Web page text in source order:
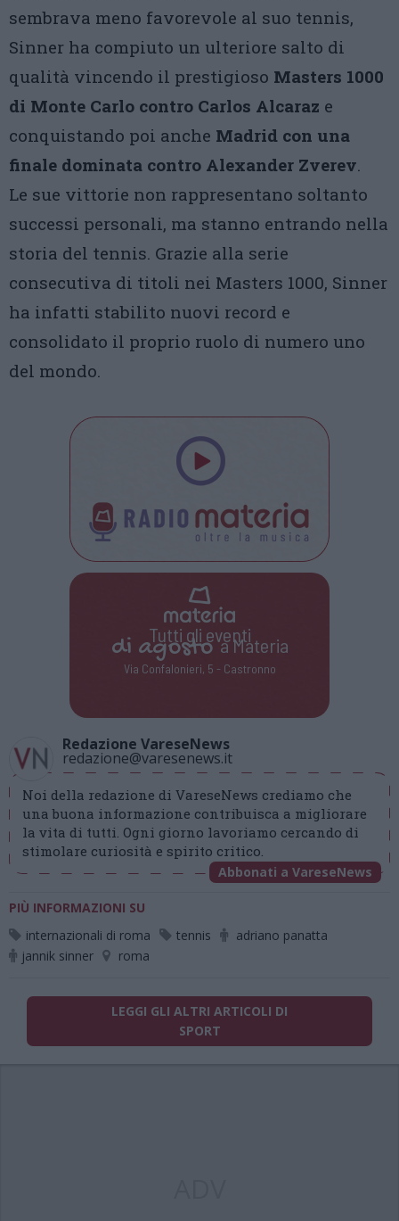
sembrava meno favorevole al suo tennis,
Sinner ha compiuto un ulteriore salto di
qualità vincendo il prestigioso Masters 1000
di Monte Carlo contro Carlos Alcaraz e
conquistando poi anche Madrid con una
finale dominata contro Alexander Zverev.
Le sue vittorie non rappresentano soltanto
successi personali, ma stanno entrando nella
storia del tennis. Grazie alla serie
consecutiva di titoli nei Masters 1000, Sinner
ha infatti stabilito nuovi record e
consolidato il proprio ruolo di numero uno
del mondo.
Tutti gli eventi
di agostoa Materia
Via Confalonieri, 5 - Castronno
Redazione VareseNews
redazione@varesenews.it
Noi della redazione di VareseNews crediamo che
una buona informazione contribuisca a migliorare
la vita di tutti. Ogni giorno lavoriamo cercando di
stimolare curiosità e spirito critico.
Abbonati a VareseNews
PIÙ INFORMAZIONI SU
internazionali di roma
tennis
adriano panatta
jannik sinner
roma
LEGGI GLI ALTRI ARTICOLI DI
SPORT